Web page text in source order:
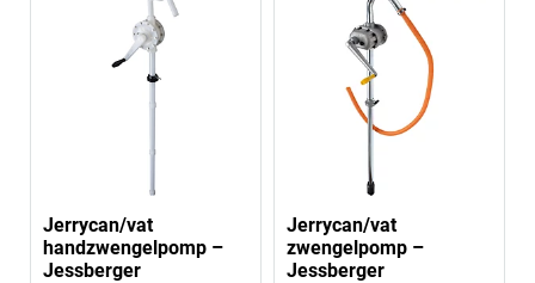
Jerrycan/vat
handzwengelpomp –
Jessberger
Jerrycan/vat
zwengelpomp –
Jessberger